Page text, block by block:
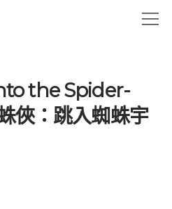
open
the Spider-
俠：跳入蜘蛛宇